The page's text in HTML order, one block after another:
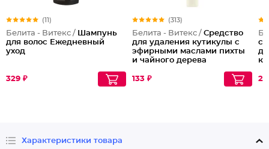
(11)
Белита - Витекс / Шампунь
для волос Ежедневный
уход
329 ₽
(313)
Белита - Витекс / Средство
для удаления кутикулы с
эфирными маслами пихты
и чайного дерева
133 ₽
Характеристики товара